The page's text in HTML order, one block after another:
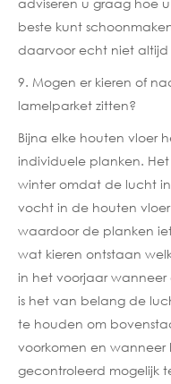
beste kunt
daarvoor echt niet
9. Mogen er kieren of
lamelparket zitten?
Bijna elke houten vloer
individuele planken.
winter omdat de lucht
vocht in de houten
waardoor de planken
wat kieren ontstaan
in het voorjaar
is het van belang de
te houden om
voorkomen en
gecontroleerd mogelijk